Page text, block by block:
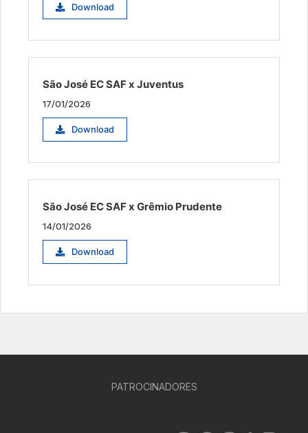
Download
São José EC SAF x Juventus
17/01/2026
Download
São José EC SAF x Grêmio Prudente
14/01/2026
Download
PATROCINADORES